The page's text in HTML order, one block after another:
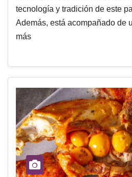
tecnología y tradición de este
Además, está acompañado de
más